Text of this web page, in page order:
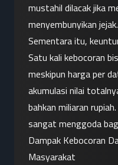
mustahil dilacak jika
menyembunyikan jejak.
Sementara itu,
Satu kali kebocoran
meskipun harga per
akumulasi nilai
bahkan miliaran
sangat menggoda
Dampak Kebocoran
Masyarakat